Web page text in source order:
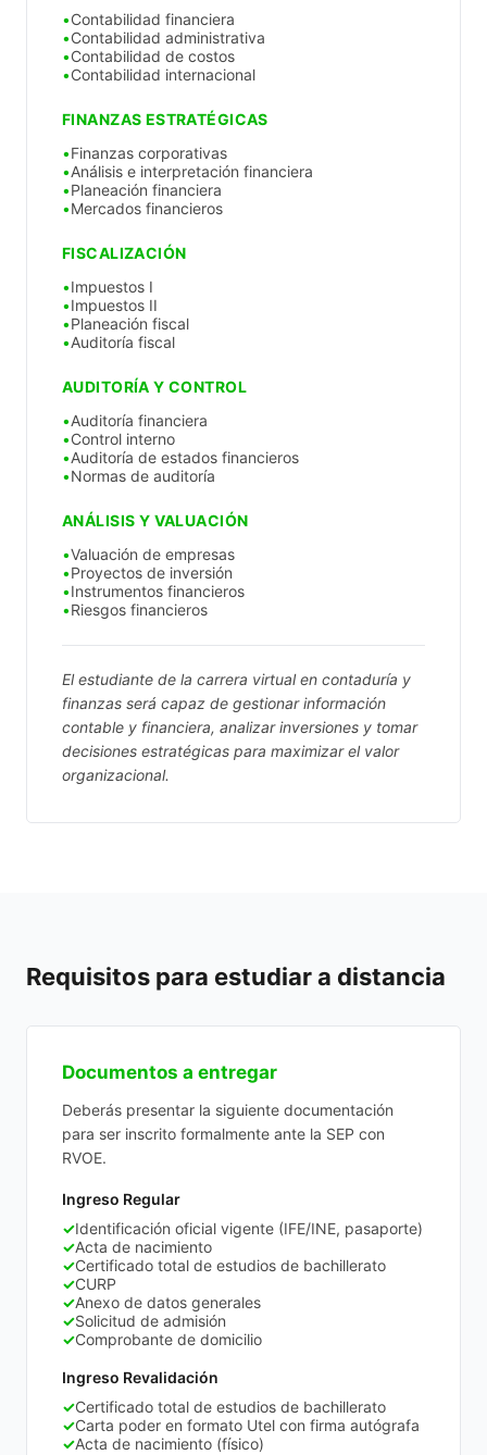
Contabilidad financiera
Contabilidad administrativa
Contabilidad de costos
Contabilidad internacional
FINANZAS ESTRATÉGICAS
Finanzas corporativas
Análisis e interpretación financiera
Planeación financiera
Mercados financieros
FISCALIZACIÓN
Impuestos I
Impuestos II
Planeación fiscal
Auditoría fiscal
AUDITORÍA Y CONTROL
Auditoría financiera
Control interno
Auditoría de estados financieros
Normas de auditoría
ANÁLISIS Y VALUACIÓN
Valuación de empresas
Proyectos de inversión
Instrumentos financieros
Riesgos financieros
El estudiante de la carrera virtual en contaduría y
finanzas será capaz de gestionar información
contable y financiera, analizar inversiones y tomar
decisiones estratégicas para maximizar el valor
organizacional.
Requisitos para estudiar a distancia
Documentos a entregar
Deberás presentar la siguiente documentación
para ser inscrito formalmente ante la SEP con
RVOE.
Ingreso Regular
✓Identificación oficial vigente (IFE/INE, pasaporte)
✓Acta de nacimiento
✓Certificado total de estudios de bachillerato
✓CURP
✓Anexo de datos generales
✓Solicitud de admisión
✓Comprobante de domicilio
Ingreso Revalidación
✓Certificado total de estudios de bachillerato
✓Carta poder en formato Utel con firma autógrafa
✓Acta de nacimiento (físico)